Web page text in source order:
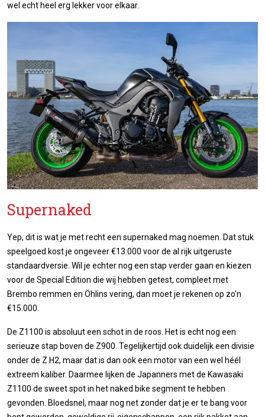
wel echt heel erg lekker voor elkaar.
Supernaked
Yep, dit is wat je met recht een supernaked mag noemen. Dat stuk
speelgoed kost je ongeveer €13.000 voor de al rijk uitgeruste
standaardversie. Wil je echter nog een stap verder gaan en kiezen
voor de Special Edition die wij hebben getest, compleet met
Brembo remmen en Öhlins vering, dan moet je rekenen op zo'n
€15.000.
De Z1100 is absoluut een schot in de roos. Het is echt nog een
serieuze stap boven de Z900. Tegelijkertijd ook duidelijk een divisie
onder de Z H2, maar dat is dan ook een motor van een wel héél
extreem kaliber. Daarmee lijken de Japanners met de Kawasaki
Z1100 de sweet spot in het naked bike segment te hebben
gevonden. Bloedsnel, maar nog net zonder dat je er te bang voor